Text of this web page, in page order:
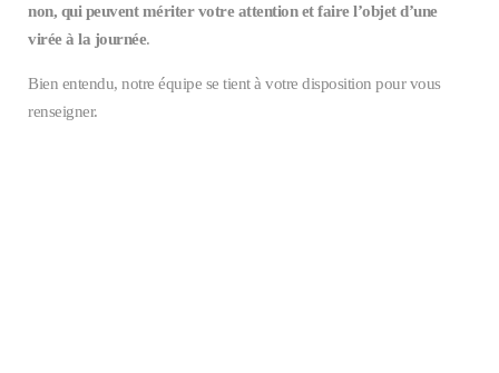
non, qui peuvent mériter votre attention et faire l’objet d’une
virée à la journée.
Bien entendu, notre équipe se tient à votre disposition pour vous
renseigner.